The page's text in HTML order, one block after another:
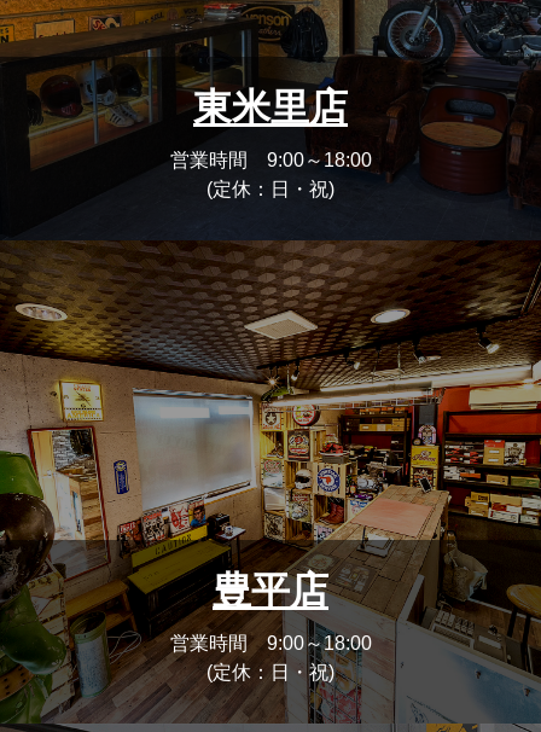
東米里店
営業時間 9:00～18:00
(定休：日・祝)
豊平店
営業時間 9:00～18:00
(定休：日・祝)